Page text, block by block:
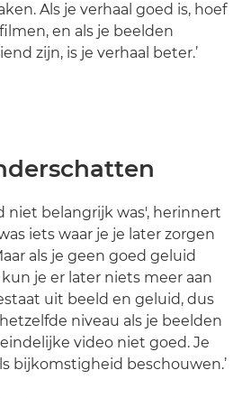
Als je verhaal goed is, hoef
en als je beelden
zijn, is je verhaal beter.’
niet belangrijk was', herinnert
iets waar je je later zorgen
als je geen goed geluid
je er later niets meer aan
uit beeld en geluid, dus
niveau als je beelden
video niet goed. Je
bijkomstigheid beschouwen.’